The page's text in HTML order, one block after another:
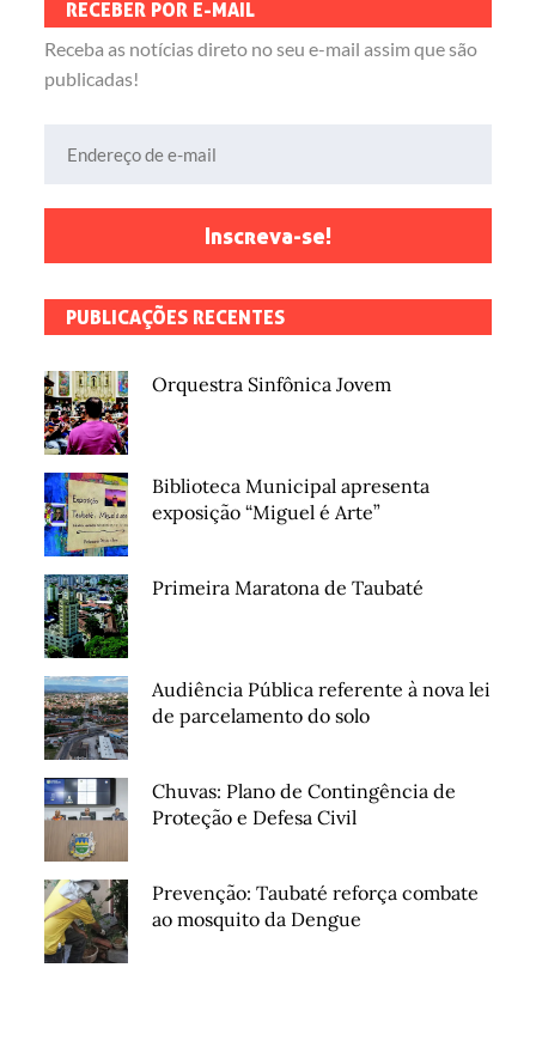
RECEBER POR E-MAIL
Receba as notícias direto no seu e-mail assim que são
publicadas!
Inscreva-se!
PUBLICAÇÕES RECENTES
Orquestra Sinfônica Jovem
Biblioteca Municipal apresenta
exposição “Miguel é Arte”
Primeira Maratona de Taubaté
Audiência Pública referente à nova lei
de parcelamento do solo
Chuvas: Plano de Contingência de
Proteção e Defesa Civil
Prevenção: Taubaté reforça combate
ao mosquito da Dengue